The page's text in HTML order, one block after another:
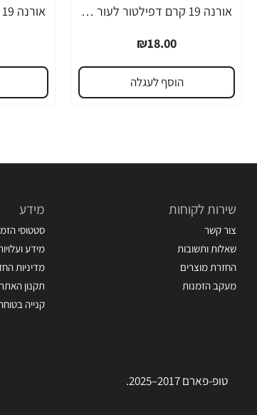
אורנה 19 קרם דפילטור לעור רגיש 80 גרם
₪18.00
הוסף לעגלה
שירות לקוחות
צור קשר
שאלות ותשובות
החזרת מוצרים
מעקב הזמנות
מידע
סטטוסי
מידע
מדיניות
תקנון האתר
קנייה
טופ-פארם 2017–2025.